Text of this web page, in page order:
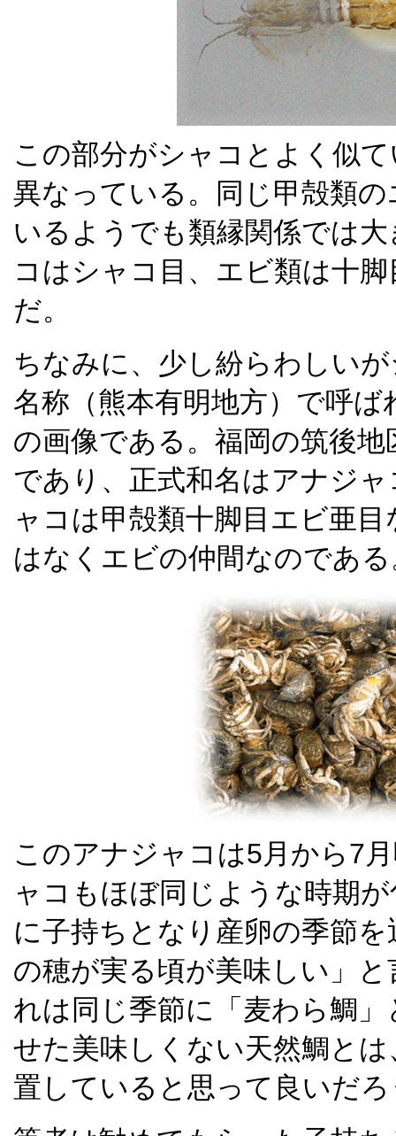
この部分がシャコとよく似
異なっている。同じ甲殻類
いるようでも類縁関係では
コはシャコ目、エビ類は十
だ。
ちなみに、少し紛らわしい
名称（熊本有明地方）で呼
の画像である。福岡の筑後
であり、正式和名はアナジ
ャコは甲殻類十脚目エビ亜
はなくエビの仲間なのであ
このアナジャコは5月から7
ャコもほぼ同じような時期
に子持ちとなり産卵の季節
の穂が実る頃が美味しい」
れは同じ季節に「麦わら鯛
せた美味しくない天然鯛と
置していると思って良いだ